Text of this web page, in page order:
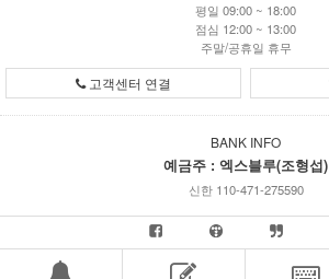
평일 09:00 ~ 18:00
점심 12:00 ~ 13:00
주말/공휴일 휴무
고객센터 연결
BANK INFO
예금주 : 엑스블루(조형섭)
신한 110-471-275590